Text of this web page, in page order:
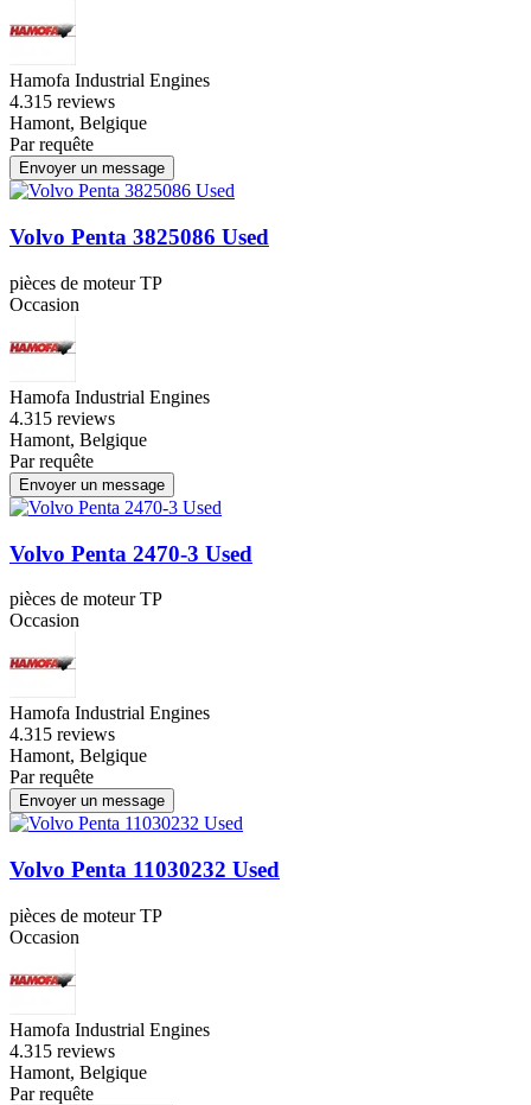
Hamofa Industrial Engines
4.315 reviews
Hamont, Belgique
Par requête
Envoyer un message
Volvo Penta 3825086 Used
pièces de moteur TP
Occasion
Hamofa Industrial Engines
4.315 reviews
Hamont, Belgique
Par requête
Envoyer un message
Volvo Penta 2470-3 Used
pièces de moteur TP
Occasion
Hamofa Industrial Engines
4.315 reviews
Hamont, Belgique
Par requête
Envoyer un message
Volvo Penta 11030232 Used
pièces de moteur TP
Occasion
Hamofa Industrial Engines
4.315 reviews
Hamont, Belgique
Par requête